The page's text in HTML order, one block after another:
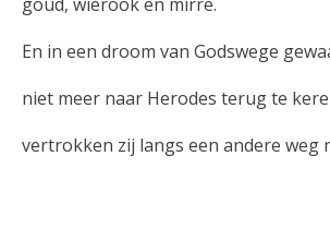
En in een droom van Godswege
niet meer naar Herodes terug te
vertrokken zij langs een andere weg